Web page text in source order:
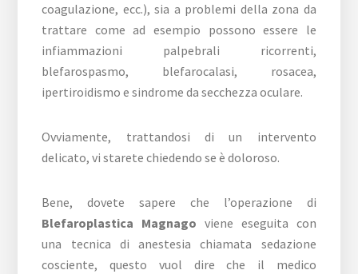
coagulazione, ecc.), sia a problemi della zona da
trattare come ad esempio possono essere le
infiammazioni palpebrali ricorrenti,
blefarospasmo, blefarocalasi, rosacea,
ipertiroidismo e sindrome da secchezza oculare.
Ovviamente, trattandosi di un intervento
delicato, vi starete chiedendo se è doloroso.
Bene, dovete sapere che l’operazione di
Blefaroplastica Magnago viene eseguita con
una tecnica di anestesia chiamata sedazione
cosciente, questo vuol dire che il medico